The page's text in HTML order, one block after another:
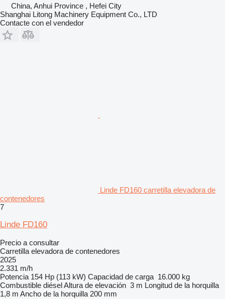
China, Anhui Province , Hefei City
Shanghai Litong Machinery Equipment Co., LTD
Contacte con el vendedor
Linde FD160 carretilla elevadora de
contenedores
7
Linde FD160
Precio a consultar
Carretilla elevadora de contenedores
2025
2.331 m/h
Potencia 154 Hp (113 kW) Capacidad de carga 16.000 kg
Combustible diéselAltura de elevación 3 m Longitud de la horquilla
1,8 m Ancho de la horquilla 200 mm